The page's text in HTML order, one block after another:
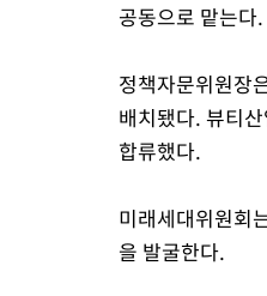
공동으로 맡는다.
정책자문위원장
배치됐다. 뷰티
합류했다.
미래세대위원회
을 발굴한다.